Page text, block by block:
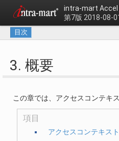
intra-mart
第7版 2018-08-
目次
3. 概要
この章では、アクセスコンテキ
項目
アクセスコンテキス